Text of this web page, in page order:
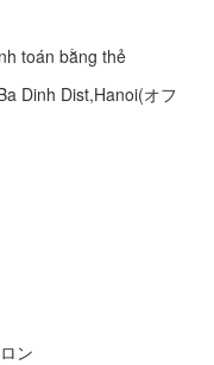
toán bằng thẻ
Dinh Dist,Hanoi(オフ
ン